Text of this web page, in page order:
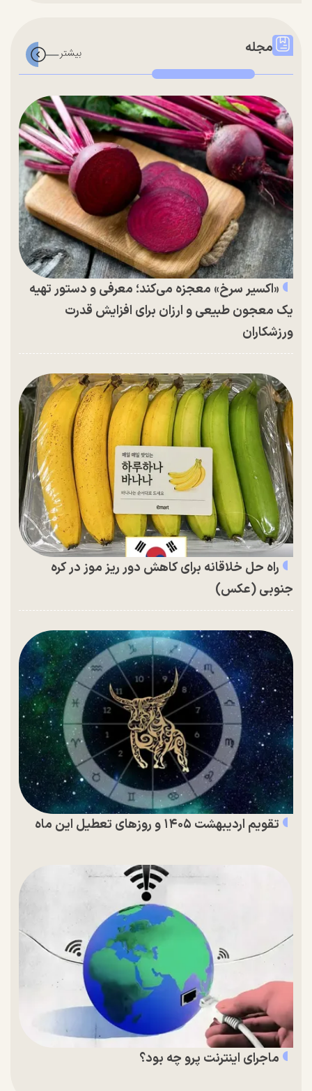
مجله
«اکسیر سرخ» معجزه می‌کند؛ معرفی و دستور تهیه
یک معجون طبیعی و ارزان برای افزایش قدرت
ورزشکاران
راه حل خلاقانه برای کاهش دور ریز موز در کره
جنوبی (عکس)
تقویم اردیبهشت ۱۴۰۵ و روز‌های تعطیل این ماه
ماجرای اینترنت پرو چه بود؟